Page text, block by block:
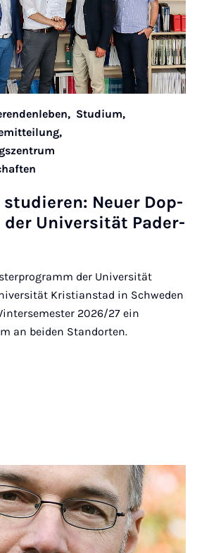
Studium,
Neuer Dop­
der Uni­versität Pader­
der Universität
Kristianstad in Schweden
2026/27 ein
an beiden Standorten.